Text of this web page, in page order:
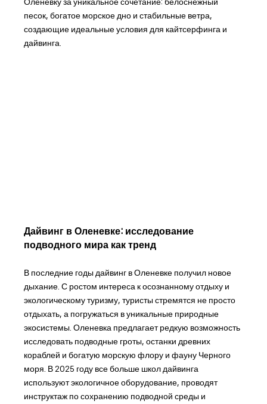
песок, богатое морское дно и стабильные ветра,
создающие идеальные условия для кайтсерфинга и
дайвинга.
Дайвинг в Оленевке: исследование
подводного мира как тренд
В последние годы дайвинг в Оленевке получил новое
дыхание. С ростом интереса к осознанному отдыху и
экологическому туризму, туристы стремятся не просто
отдыхать, а погружаться в уникальные природные
экосистемы. Оленевка предлагает редкую возможность
исследовать подводные гроты, останки древних
кораблей и богатую морскую флору и фауну Черного
моря. В 2025 году все больше школ дайвинга
используют экологичное оборудование, проводят
инструктаж по сохранению подводной среды и